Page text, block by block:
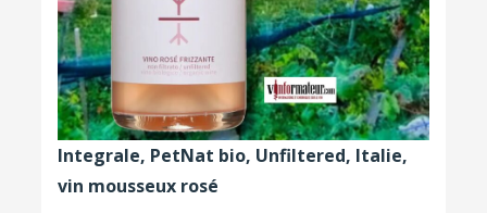
Integrale, PetNat bio, Unfiltered, Italie,
vin mousseux rosé